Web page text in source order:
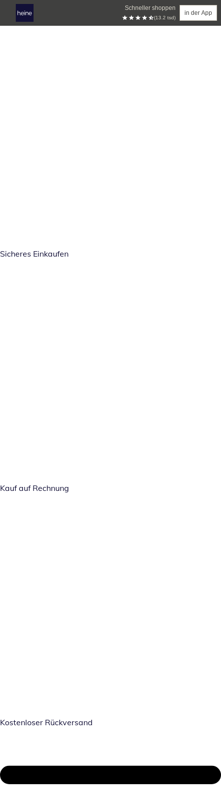
Schneller shoppen
(13.2 tsd)
in der App
Sicheres Einkaufen
Kauf auf Rechnung
Kostenloser Rückversand